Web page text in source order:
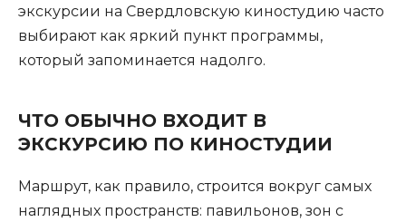
экскурсии на Свердловскую киностудию часто
выбирают как яркий пункт программы,
который запоминается надолго.
ЧТО ОБЫЧНО ВХОДИТ В
ЭКСКУРСИЮ ПО КИНОСТУДИИ
Маршрут, как правило, строится вокруг самых
наглядных пространств: павильонов, зон с